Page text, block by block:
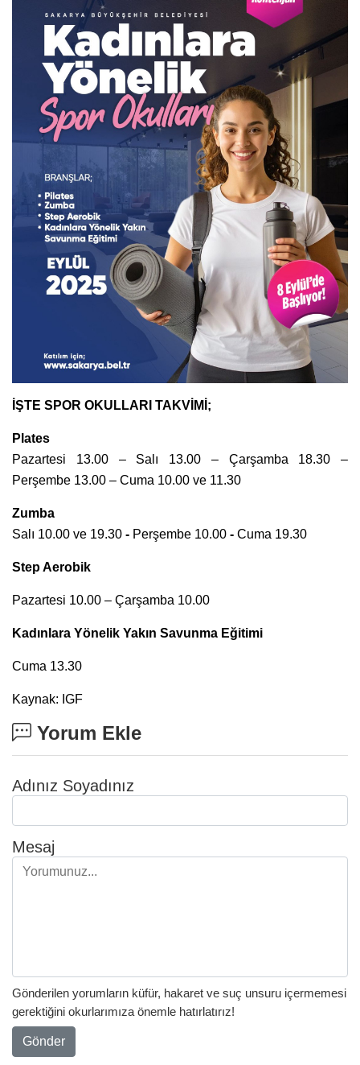
İŞTE SPOR OKULLARI TAKVİMİ;
Plates
Pazartesi 13.00 – Salı 13.00 – Çarşamba 18.30 –
Perşembe 13.00 – Cuma 10.00 ve 11.30
Zumba
Salı 10.00 ve 19.30 - Perşembe 10.00 - Cuma 19.30
Step Aerobik
Pazartesi 10.00 – Çarşamba 10.00
Kadınlara Yönelik Yakın Savunma Eğitimi
Cuma 13.30
Kaynak: IGF
Yorum Ekle
Adınız Soyadınız
Mesaj
Gönderilen yorumların küfür, hakaret ve suç unsuru içermemesi
gerektiğini okurlarımıza önemle hatırlatırız!
Gönder